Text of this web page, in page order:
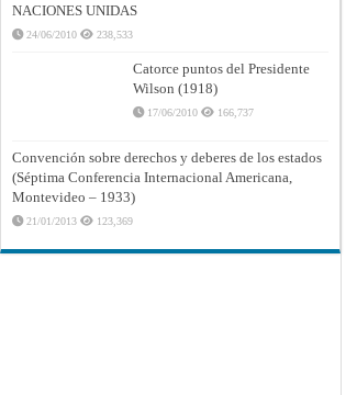
NACIONES UNIDAS
24/06/2010 238,533
Catorce puntos del Presidente
Wilson (1918)
17/06/2010 166,737
Convención sobre derechos y deberes de los estados
(Séptima Conferencia Internacional Americana,
Montevideo – 1933)
21/01/2013 123,369